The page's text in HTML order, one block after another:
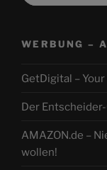
WERBUNG –
GetDigital –
Der
AMAZON.de –
wollen!